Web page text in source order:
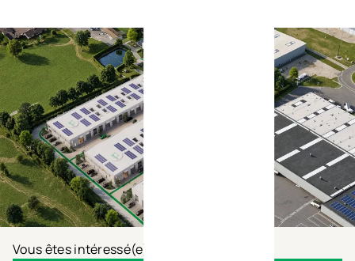
Vous êtes intéressé(e) ?